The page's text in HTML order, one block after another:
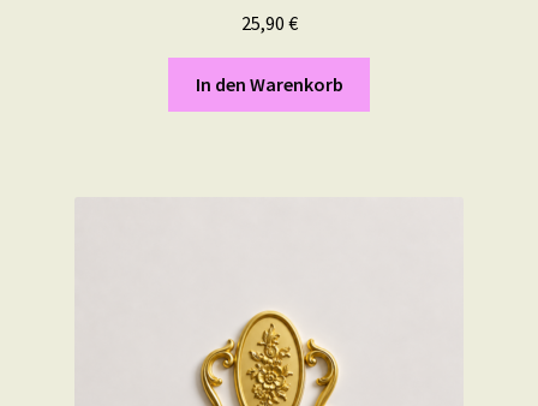
25,90 €
In den Warenkorb